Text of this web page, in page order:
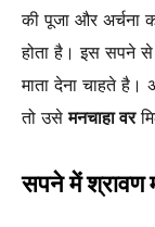
की पूजा और अर्चना
होता है। इस सपने से
माता देना चाहते है।
तो उसेमनचाहा वर
सपने में श्रावण